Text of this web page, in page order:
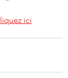
ici